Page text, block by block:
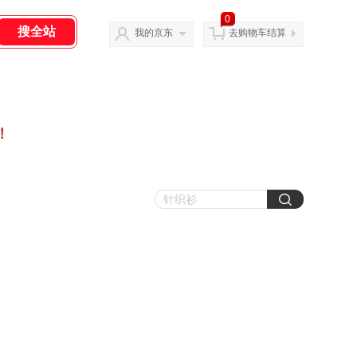
我的京东
0
去购物车结算